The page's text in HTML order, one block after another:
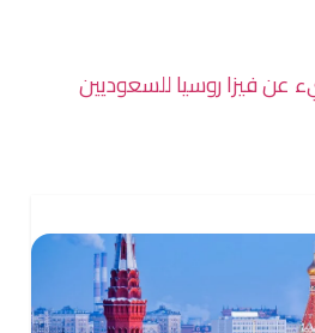
فيزا روسيا للسعوديين